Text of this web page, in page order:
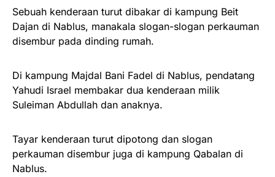
Sebuah kenderaan turut dibakar di kampung Beit
Dajan di Nablus, manakala slogan-slogan perkauman
disembur pada dinding rumah.
Di kampung Majdal Bani Fadel di Nablus, pendatang
Yahudi Israel membakar dua kenderaan milik
Suleiman Abdullah dan anaknya.
Tayar kenderaan turut dipotong dan slogan
perkauman disembur juga di kampung Qabalan di
Nablus.